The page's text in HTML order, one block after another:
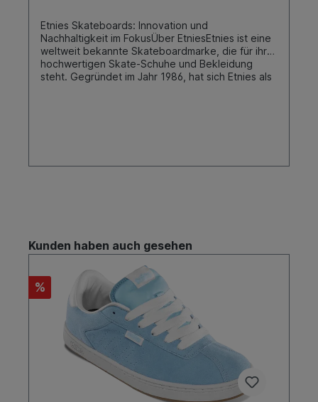
Etnies Skateboards: Innovation und
Nachhaltigkeit im FokusÜber EtniesEtnies ist eine
weltweit bekannte Skateboardmarke, die für ihre
hochwertigen Skate-Schuhe und Bekleidung
steht. Gegründet im Jahr 1986, hat sich Etnies als
bekannt für seine unglaubliche technische
Skateboarden machen ihn zu einem idealen
Botschafter für die Marke.Ryan ShecklerRyan
Sheckler ist eine Ikone im Skateboarding und
langjähriges Mitglied im Etnies Team. Bekannt für
seinen einzigartigen Stil und seine globale
Präsenz, verkörpert Sheckler die Dynamik und
den Lifestyle, den Etnies fördert. Seine
Popularität und sein Einfluss haben dazu
beigetragen, Etnies als eine der führenden
Marken im Skateboarding zu festigen.Einstellung
zum SkateboardenInnovation und
TechnologieEtnies setzt auf Innovation und
Technologie in der Entwicklung ihrer Produkte.
Kunden haben auch gesehen
%